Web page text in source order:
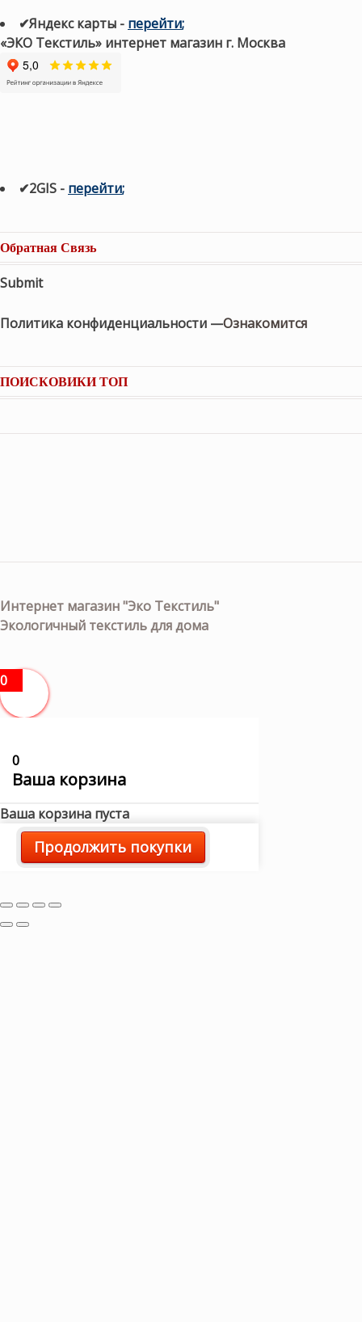
✔Яндекс карты - перейти;
«ЭКО Текстиль» интернет магазин г. Москва
✔2GIS - перейти;
Обратная Связь
Submit
Политика конфиденциальности —Ознакомится
ПОИСКОВИКИ ТОП
Интернет магазин "Эко Текстиль"
Экологичный текстиль для дома
0
0
Ваша корзина
Ваша корзина пуста
Продолжить покупки